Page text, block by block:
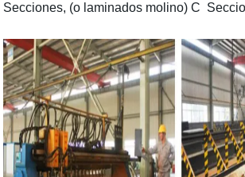
Secciones, (o laminados molino) C